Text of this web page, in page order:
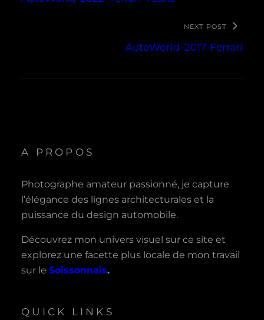
NEXT POST
AutoWorld-2017-Ferrari
A PROPOS
Photographe amateur passionné, je capture
l’élégance des lignes architecturales et la
puissance du design automobile.
Découvrez mon univers visuel sur ce site et
explorez une facette plus locale de mon travail
sur le Soissonnais.
QUICK LINKS